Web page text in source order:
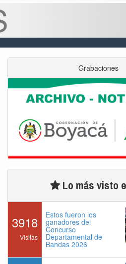
Grabaciones
Lo más visto
3918
Visitas
Estos fueron los
ganadores del
Concurso
Departamental de
Bandas 2026